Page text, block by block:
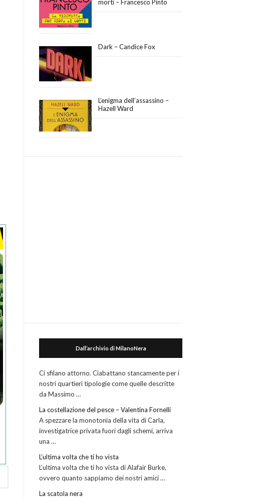
morti – Francesco Pinto
Dark – Candice Fox
L’enigma dell’assassino –
Hazell Ward
Dall’archivio di MilanoNera
Ci sfilano attorno. Ciabattano stancamente per i
nostri quartieri tipologie come quelle descritte
da Massimo …
La costellazione del pesce – Valentina Fornelli
A spezzare la monotonia della vita di Carla,
investigatrice privata fuori dagli schemi, arriva
una …
L’ultima volta che ti ho vista
L’ultima volta che ti ho vista di Alafair Burke,
ovvero quanto sappiamo dei nostri amici …
La scatola nera